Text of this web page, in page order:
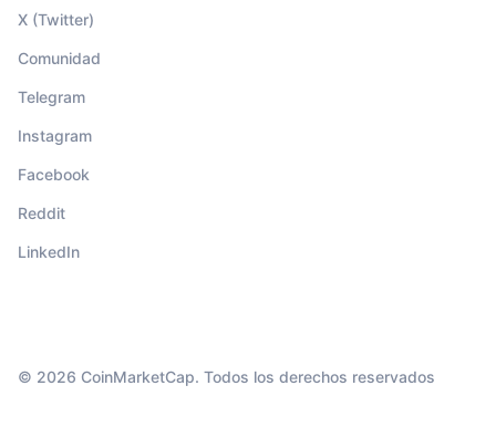
X (Twitter)
Comunidad
Telegram
Instagram
Facebook
Reddit
LinkedIn
© 2026 CoinMarketCap. Todos los derechos reservados